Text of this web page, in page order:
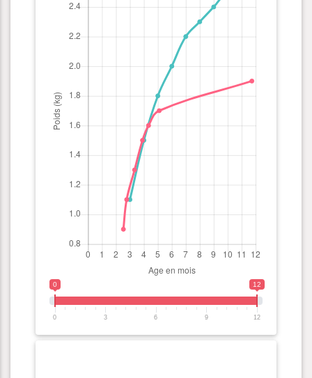
0 12
0 3 6 9 12